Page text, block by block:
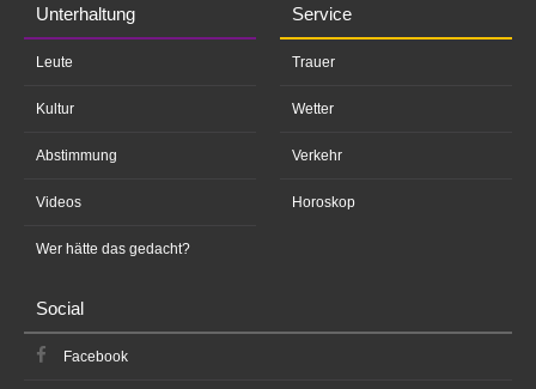
Unterhaltung
Leute
Kultur
Abstimmung
Videos
Wer hätte das gedacht?
Service
Trauer
Wetter
Verkehr
Horoskop
Social
Facebook